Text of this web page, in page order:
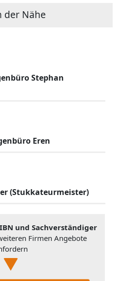
der Nähe
Stephan
Eren
(Stukkateurmeister)
und Sachverständiger
Firmen Angebote